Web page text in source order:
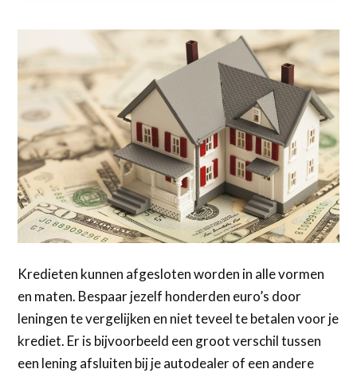
Kredieten kunnen afgesloten worden in alle vormen
en maten. Bespaar jezelf honderden euro’s door
leningen te vergelijken en niet teveel te betalen voor je
krediet. Er is bijvoorbeeld een groot verschil tussen
een lening afsluiten bij je autodealer of een andere